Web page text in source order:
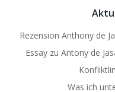
Rezension Anthony de
Essay zu Antony de
Was ich